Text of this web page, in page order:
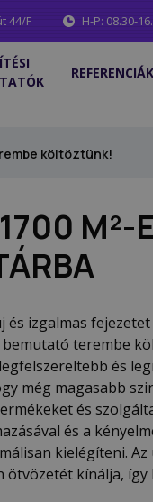
44/F H-P: 08.30-
REFERENCIÁK
költöztünk!
M²-
izgalmas
terembe
és
még magasabb
és
és a
kielégíteni.
ötvözetét kínálja,